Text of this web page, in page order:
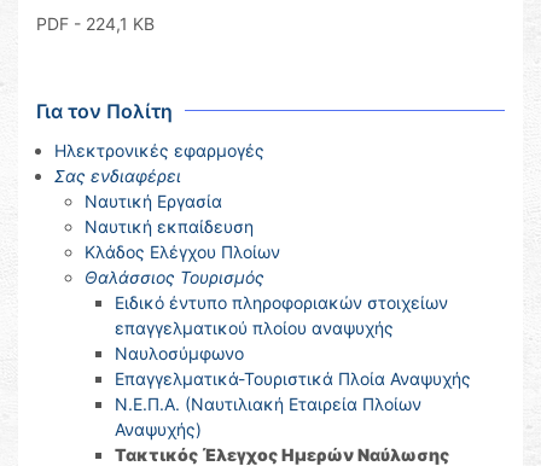
PDF - 224,1 KB
Για τον Πολίτη
Ηλεκτρονικές εφαρμογές
Σας ενδιαφέρει
Ναυτική Εργασία
Ναυτική εκπαίδευση
Κλάδος Ελέγχου Πλοίων
Θαλάσσιος Τουρισμός
Ειδικό έντυπο πληροφοριακών στοιχείων
επαγγελματικού πλοίου αναψυχής
Ναυλοσύμφωνο
Επαγγελματικά-Τουριστικά Πλοία Αναψυχής
Ν.Ε.Π.Α. (Ναυτιλιακή Εταιρεία Πλοίων
Αναψυχής)
Τακτικός Έλεγχος Ημερών Ναύλωσης